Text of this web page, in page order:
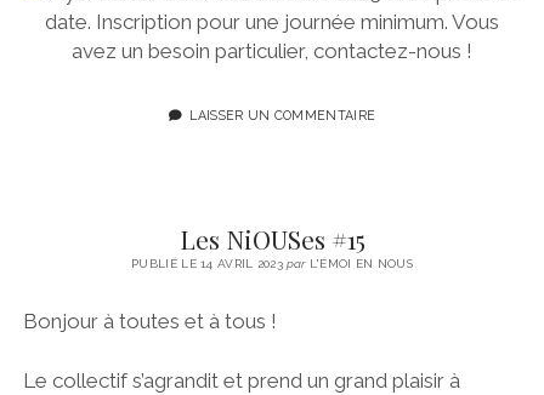
LAISSER UN COMMENTAIRE
Les NiOUSes #15
PUBLIÉ LE 14 AVRIL 2023parL'ÉMOI EN NOUS
Bonjour à toutes et à tous !
Le collectif s’agrandit et prend un grand plaisir à